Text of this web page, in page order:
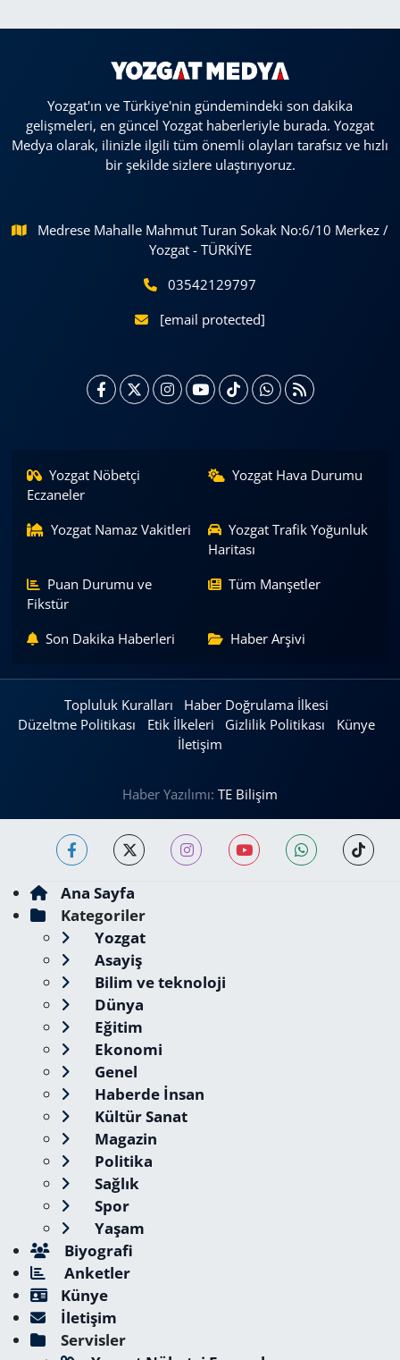
Yozgat'ın ve Türkiye'nin gündemindeki son dakika
gelişmeleri, en güncel Yozgat haberleriyle burada. Yozgat
Medya olarak, ilinizle ilgili tüm önemli olayları tarafsız ve hızlı
bir şekilde sizlere ulaştırıyoruz.
Medrese Mahalle Mahmut Turan Sokak No:6/10 Merkez /
Yozgat - TÜRKİYE
03542129797
[email protected]
Yozgat Nöbetçi
Eczaneler
Yozgat Hava Durumu
Yozgat Namaz Vakitleri
Yozgat Trafik Yoğunluk
Haritası
Puan Durumu ve
Fikstür
Tüm Manşetler
Son Dakika Haberleri Haber Arşivi
Topluluk Kuralları
Haber Doğrulama İlkesi
Düzeltme Politikası
Etik İlkeleri Gizlilik Politikası
Künye
İletişim
Haber Yazılımı: TE Bilişim
Ana Sayfa
Kategoriler
Yozgat
Asayiş
Bilim ve teknoloji
Dünya
Eğitim
Ekonomi
Genel
Haberde İnsan
Kültür Sanat
Magazin
Politika
Sağlık
Spor
Yaşam
Biyografi
Anketler
Künye
İletişim
Servisler